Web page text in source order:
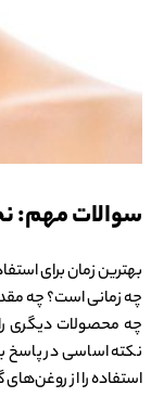
سوالات مهم:
بهترین زمان برای
چه زمانی است؟ چه
چه محصولات دیگری
نکته اساسی در پاسخ
استفاده را از